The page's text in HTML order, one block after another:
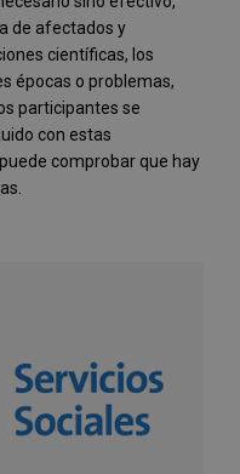
de afectados y
científicas, los
épocas o problemas,
participantes se
con estas
comprobar que hay